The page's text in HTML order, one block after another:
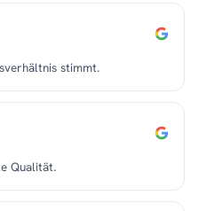
stimmt.
Qualität.